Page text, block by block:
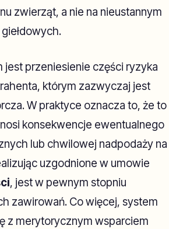
zwierząt, a nie na nieustannym
jest przeniesienie części ryzyka
którym zazwyczaj jest
W praktyce oznacza to, że to
konsekwencje ewentualnego
lub chwilowej nadpodaży na
uzgodnione w umowie
, jest w pewnym stopniu
zawirowań. Co więcej, system
z merytorycznym wsparciem